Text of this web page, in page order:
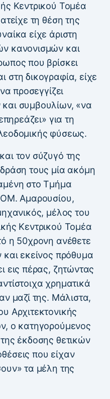
Κεντρικού Τομέα
τη θέση της
είχε άριστη
κανονισμών και
που βρίσκει
δικογραφία, είχε
προσεγγίζει
συμβουλίων, «να
για τη
φύσεως.
τον σύζυγό της
τους μία ακόμη
στο Τμήμα
Αμαρουσίου,
μέλος του
Κεντρικού Τομέα
η 50χρονη ανέθετε
εκείνος πρόθυμα
εις πέρας, ζητώντας
χρηματικά
μαζί της. Μάλιστα,
Αρχιτεκτονικής
ο κατηγορούμενος
έκδοσης θετικών
που είχαν
τα μέλη της